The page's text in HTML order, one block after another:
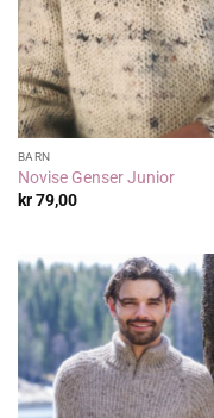
BARN
Novise Genser Junior
kr79,00